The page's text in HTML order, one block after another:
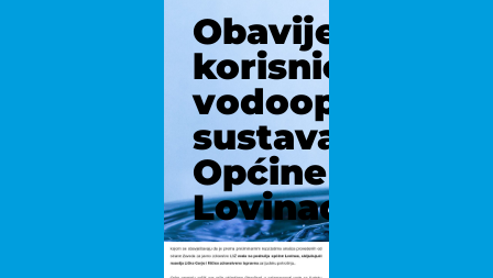
Obavijest
korisnicima
sustava
Općine
Lovinac